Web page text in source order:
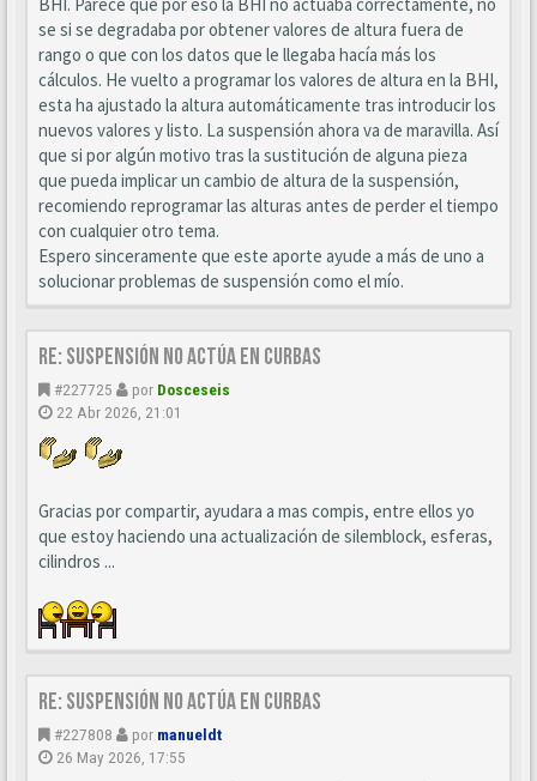
se si se degradaba por obtener valores de altura fuera de
rango o que con los datos que le llegaba hacía más los
cálculos. He vuelto a programar los valores de altura en la BHI,
esta ha ajustado la altura automáticamente tras introducir los
nuevos valores y listo. La suspensión ahora va de maravilla. Así
que si por algún motivo tras la sustitución de alguna pieza
que pueda implicar un cambio de altura de la suspensión,
recomiendo reprogramar las alturas antes de perder el tiempo
con cualquier otro tema.
Espero sinceramente que este aporte ayude a más de uno a
solucionar problemas de suspensión como el mío.
Re: Suspensión no actúa en curbas
#227725 por Dosceseis
22 Abr 2026, 21:01
Gracias por compartir, ayudara a mas compis, entre ellos yo
que estoy haciendo una actualización de silemblock, esferas,
cilindros ...
Re: Suspensión no actúa en curbas
#227808 por manueldt
26 May 2026, 17:55